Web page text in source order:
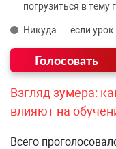
погрузиться в тему
Никуда — если
Взгляд зумера:
влияют на
Всего